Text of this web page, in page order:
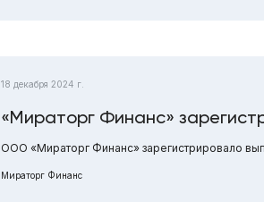
18 декабря 2024 г.
«Мираторг Финанс»
ООО «Мираторг Финанс» зарегистрировало
Мираторг Финанс